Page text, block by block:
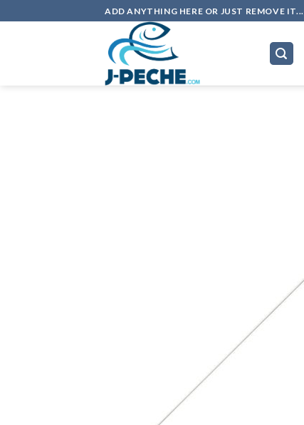
to
ADD ANYTHING HERE OR JUST REMOVE IT...